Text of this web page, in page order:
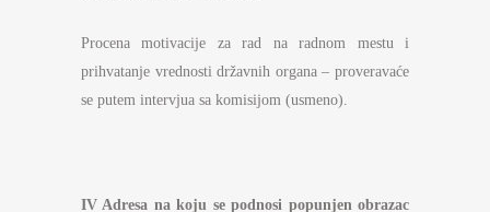
Procena motivacije za rad na radnom mestu i
prihvatanje vrednosti državnih organa – proveravaće
se putem intervjua sa komisijom (usmeno).
IVAdresa na koju se podnosi popunjen obrazac